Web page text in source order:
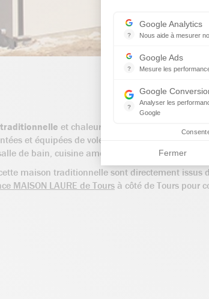
et chaleureuse de 95 m² habitable
et équipées de volets roulants électriques.
de bain, cuisine aménagée et ouverte sur la
maison traditionnelle sont directement issus
MAISON LAURE de Tours à côté de Tours pour
?
Google Analytics
Nous aide à mesurer
Essentiel pour la
?
Google Ads
Mesure les
?
Google
Analyser les
Google
Les balises
Fermer